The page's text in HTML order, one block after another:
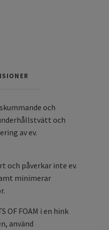
och
och
av ev.
och påverkar inte ev.
minimerar
OF FOAM i en hink
använd